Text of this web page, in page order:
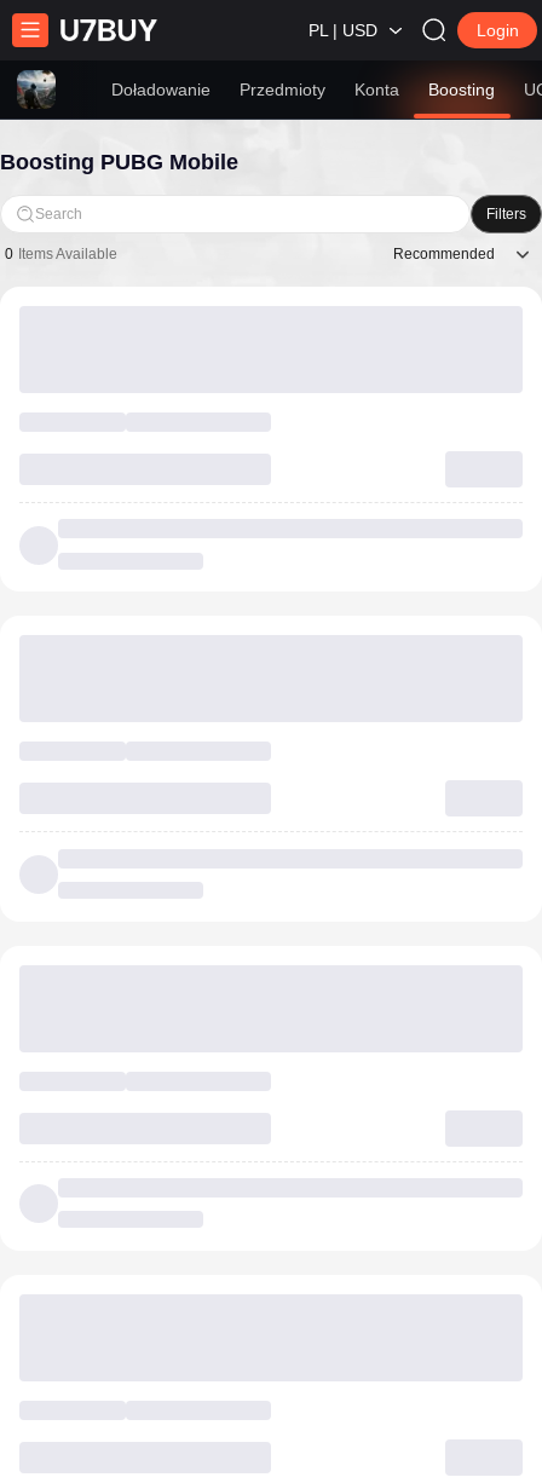
PL | USD Login
Doładowanie Przedmioty Konta Boosting
Boosting PUBG Mobile
Search Filters
0 Items Available Recommended